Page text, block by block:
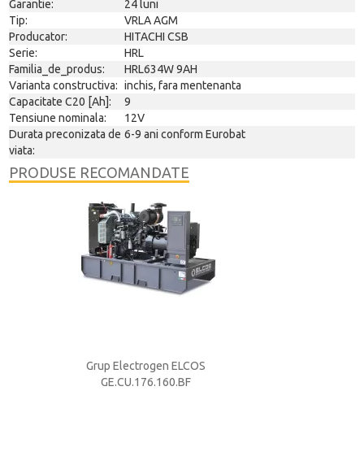
Garantie:
24 luni
Tip:
VRLA AGM
Producator:
HITACHI CSB
Serie:
HRL
Familia_de_produs:
HRL634W 9AH
Varianta constructiva: inchis, fara mentenanta
Capacitate C20 [Ah]:
9
Tensiune nominala:
12V
Durata preconizata de
viata:
6-9 ani conform Eurobat
PRODUSE RECOMANDATE
Grup Electrogen ELCOS
GE.CU.176.160.BF